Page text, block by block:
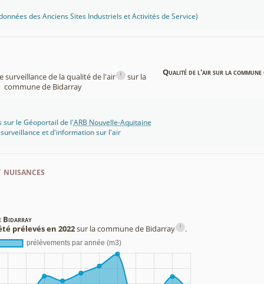
des Anciens Sites Industriels et Activités de Service)
surveillance de la qualité de l'air i
sur la
commune de Bidarray
Qualité de l'air sur la commune
sur le Géoportail de l'ARB Nouvelle-Aquitaine
surveillance et d'information sur l'air
Bidarray
prélevés en 2022sur la commune de Bidarray i .